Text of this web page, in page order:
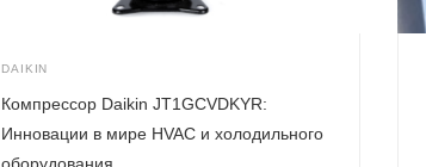
DAIKIN
Компрессор Daikin JT1GCVDKYR:
Инновации в мире HVAC и холодильного